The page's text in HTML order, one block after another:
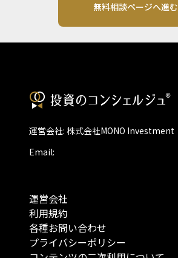
無料相談ページへ進む
運営会社: 株式会社MONO Investment
Email:
運営会社
利用規約
各種お問い合わせ
プライバシーポリシー